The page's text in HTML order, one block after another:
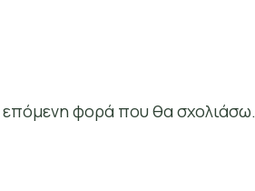
επόμενη φορά που θα σχολιάσω.